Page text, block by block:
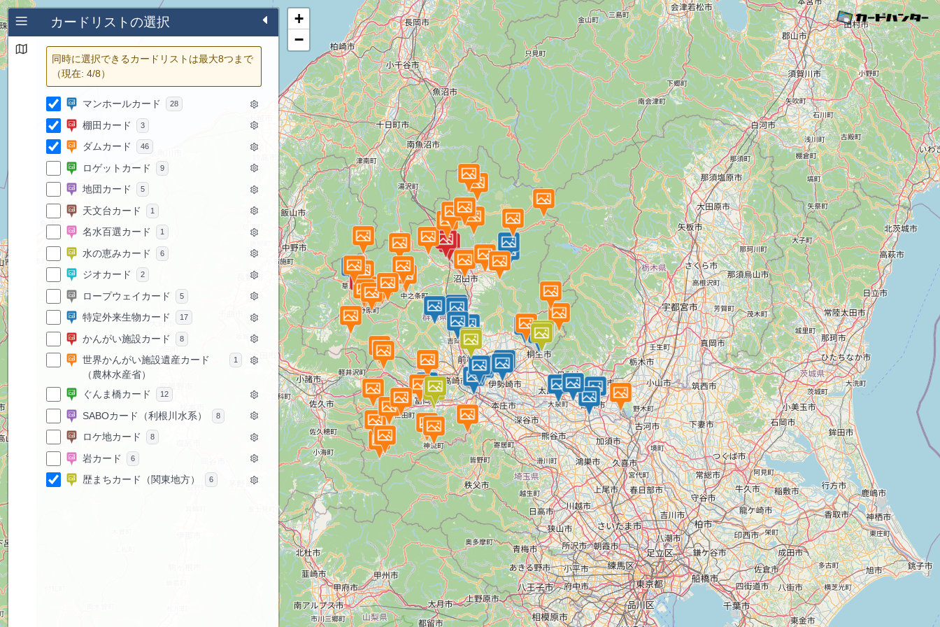
カードリストの選択
同時に選択できるカードリストは最大8つまで
（現在: 4/8）
マンホールカード 28
棚田カード 3
ダムカード 46
ロゲットカード 9
地団カード 5
天文台カード 1
名水百選カード 1
水の恵みカード 6
ジオカード 2
ロープウェイカード 5
特定外来生物カード 17
かんがい施設カード 8
世界かんがい施設遺産カード
（農林水産省）
1
ぐんま橋カード 12
SABOカード（利根川水系） 8
ロケ地カード 8
岩カード 6
歴まちカード（関東地方） 6
+
−